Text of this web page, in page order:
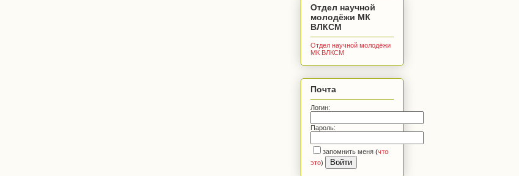
Отдел научной
молодёжи МК
ВЛКСМ
Отдел научной молодёжи
МК ВЛКСМ
Почта
Логин:
Пароль:
запомнить меня (что
это)